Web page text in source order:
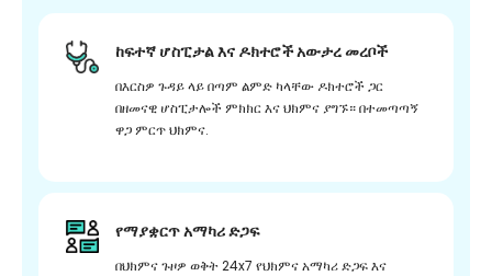
ከፍተኛ ሆስፒታል እና ዶክተሮች አውታረ መረቦች
በእርስዎ ጉዳይ ላይ በጣም ልምድ ካላቸው ዶክተሮች ጋር
በዘመናዊ ሆስፒታሎች ምክክር እና ህክምና ያግኙ። በተመጣጣኝ
ዋጋ ምርጥ ህክምና.
የማያቋርጥ አማካሪ ድጋፍ
በህክምና ጉዞዎ ወቅት 24x7 የህክምና አማካሪ ድጋፍ እና